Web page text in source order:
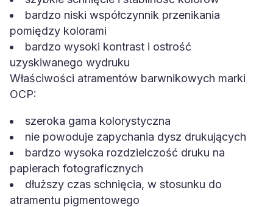
bardzo niski współczynnik przenikania
pomiędzy kolorami
bardzo wysoki kontrast i ostrość
uzyskiwanego wydruku
Właściwości atramentów barwnikowych marki
OCP:
szeroka gama kolorystyczna
nie powoduje zapychania dysz drukujących
bardzo wysoka rozdzielczość druku na
papierach fotograficznych
dłuższy czas schnięcia, w stosunku do
atramentu pigmentowego